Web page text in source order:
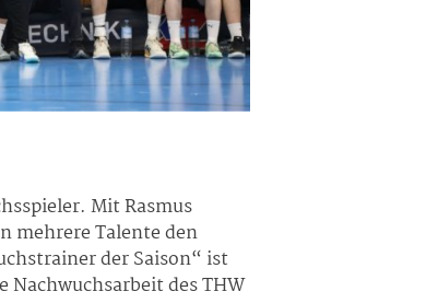
Mit Rasmus
mehrere Talente den
der Saison“ ist
des THW